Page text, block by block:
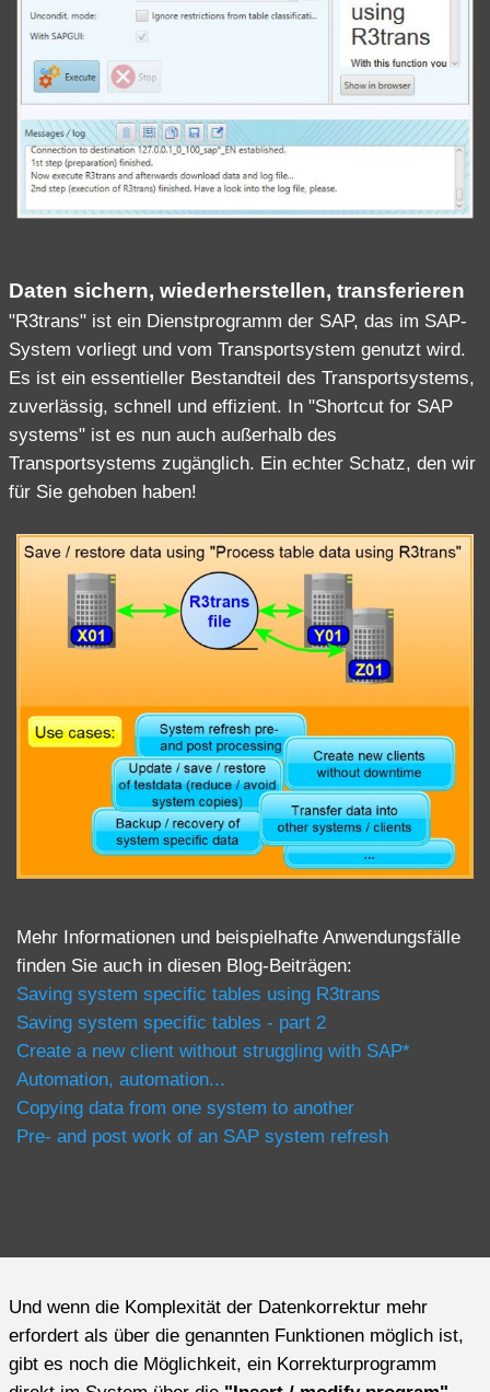
Daten sichern, wiederherstellen, transferieren
"R3trans" ist ein Dienstprogramm der SAP, das im SAP-
System vorliegt und vom Transportsystem genutzt wird.
Es ist ein essentieller Bestandteil des Transportsystems,
zuverlässig, schnell und effizient. In "Shortcut for SAP
systems" ist es nun auch außerhalb des
Transportsystems zugänglich. Ein echter Schatz, den wir
für Sie gehoben haben!
Mehr Informationen und beispielhafte Anwendungsfälle
finden Sie auch in diesen Blog-Beiträgen:
Saving system specific tables using R3trans
Saving system specific tables - part 2
Create a new client without struggling with SAP*
Automation, automation...
Copying data from one system to another
Pre- and post work of an SAP system refresh
Und wenn die Komplexität der Datenkorrektur mehr
erfordert als über die genannten Funktionen möglich ist,
gibt es noch die Möglichkeit, ein Korrekturprogramm